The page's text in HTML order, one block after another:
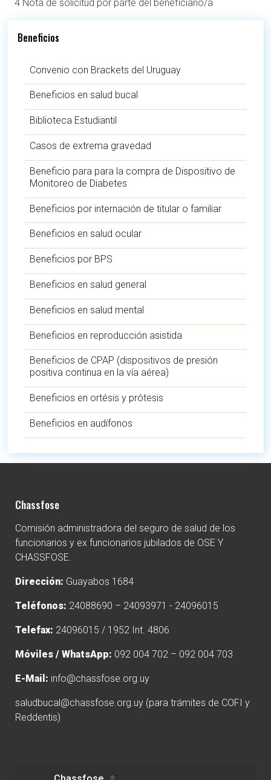
4 Nota de solicitud por parte del beneficiario/a
Beneficios
Convenio con Brackets del Uruguay
Beneficios en salud bucal
Biblioteca Estudiantil
Casos de extrema gravedad
Beneficio para para la compra de Dispositivo de
Monitoreo de Diabetes
Beneficios por internación de titular o familiar
Beneficios en salud ocular
Beneficios por BPS
Beneficios en salud general
Beneficios en salud mental
Beneficios en reproducción asistida
Beneficios de CPAP (dispositivos de presión
positiva continua en la vía aérea)
Beneficios en ortésis y prótesis
Beneficios en audífonos
Chassfose
Comisión administradora del seguro de salud de los
funcionarios y ex funcionarios jubilados de OSE Y
CHASSFOSE.
Dirección: Guayabos 1684
Teléfonos: 24088690 – 24093971 - 24096015
Telefax: 24096015 / 1952 Int. 4806
Móviles / WhatsApp: 092 004 702 – 092 004 703
E-Mail: info@chassfose.org.uy
saludbucal@chassfose.org.uy(para trámites de COFI y
Reddentis)